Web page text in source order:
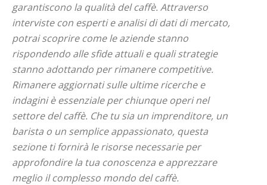
garantiscono la qualità del caffè. Attraverso
interviste con esperti e analisi di dati di mercato,
potrai scoprire come le aziende stanno
rispondendo alle sfide attuali e quali strategie
stanno adottando per rimanere competitive.
Rimanere aggiornati sulle ultime ricerche e
indagini è essenziale per chiunque operi nel
settore del caffè. Che tu sia un imprenditore, un
barista o un semplice appassionato, questa
sezione ti fornirà le risorse necessarie per
approfondire la tua conoscenza e apprezzare
meglio il complesso mondo del caffè.